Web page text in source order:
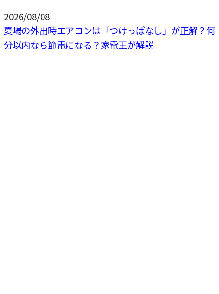
2026/08/08
夏場の外出時エアコンは「つけっぱなし」が正解？何
分以内なら節電になる？家電王が解説